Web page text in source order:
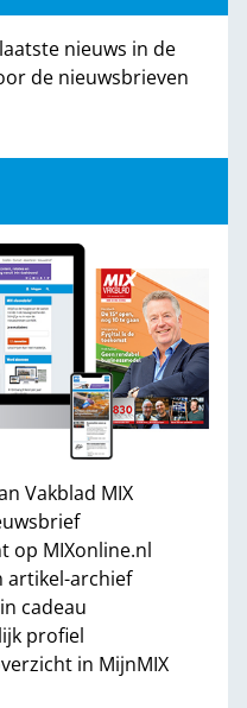
nieuws in de
de nieuwsbrieven
Vakblad MIX
op MIXonline.nl
artikel-archief
cadeau
profiel
in MijnMIX